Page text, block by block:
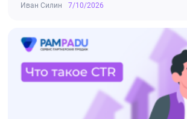
Иван Силин 7/10/2026